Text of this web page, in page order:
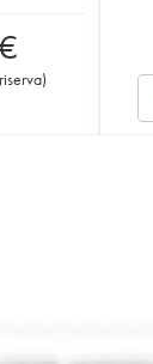
€
)